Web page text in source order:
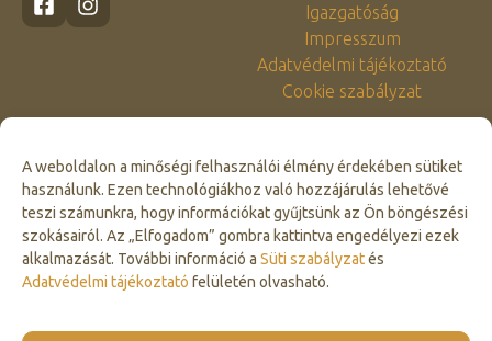
A weboldalon a minőségi felhasználói élmény érdekében sütiket
használunk. Ezen technológiákhoz való hozzájárulás lehetővé
teszi számunkra, hogy információkat gyűjtsünk az Ön böngészési
szokásairól. Az „Elfogadom” gombra kattintva engedélyezi ezek
alkalmazását. További információ a Süti szabályzatés
Adatvédelmi tájékoztató felületén olvasható.
Click to accept marketing cookies and
Igazgatóság
Impresszum
Adatvédelmi tájékoztató
Cookie szabályzat